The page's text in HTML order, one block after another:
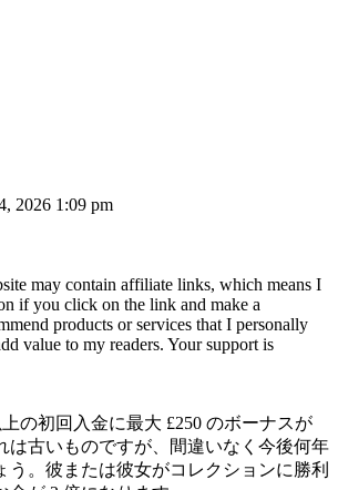
2026 1:09 pm
may contain affiliate links, which means I
if you click on the link and make a
products or services that I personally
value to my readers. Your support is
上の初回入金に最大 £250 のボーナスが
は古いものですが、間違いなく今後何年
う。彼または彼女がコレクションに勝利